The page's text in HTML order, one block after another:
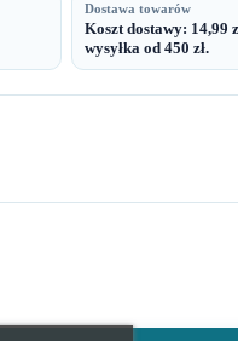
Dostawa towarów
Koszt dostawy: 14,99
wysyłka od 450 zł.